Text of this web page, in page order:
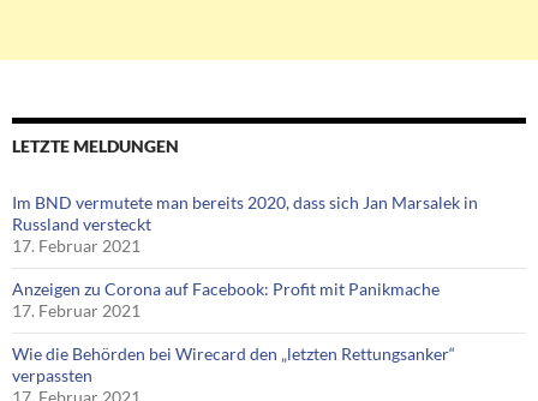
LETZTE MELDUNGEN
Im BND vermutete man bereits 2020, dass sich Jan Marsalek in
Russland versteckt
17. Februar 2021
Anzeigen zu Corona auf Facebook: Profit mit Panikmache
17. Februar 2021
Wie die Behörden bei Wirecard den „letzten Rettungsanker“
verpassten